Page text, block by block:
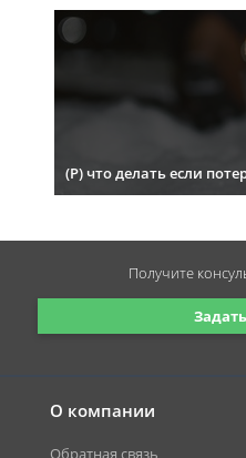
(Р) что делать если
О компании
Обратная связь
Получите